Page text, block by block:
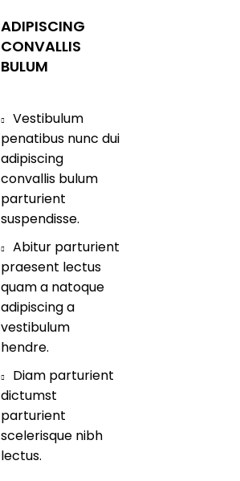
ADIPISCING
CONVALLIS
BULUM
Vestibulum
penatibus nunc dui
adipiscing
convallis bulum
parturient
suspendisse.
Abitur parturient
praesent lectus
quam a natoque
adipiscing a
vestibulum
hendre.
Diam parturient
dictumst
parturient
scelerisque nibh
lectus.